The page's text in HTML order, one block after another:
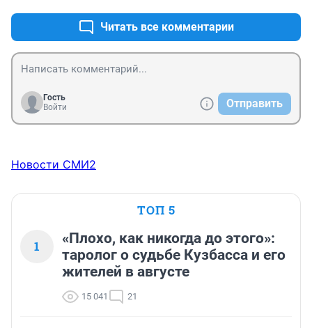
Читать все комментарии
Гость
Войти
Отправить
Новости СМИ2
ТОП 5
1
«Плохо, как никогда до этого»:
таролог о судьбе Кузбасса и его
жителей в августе
15 041 21